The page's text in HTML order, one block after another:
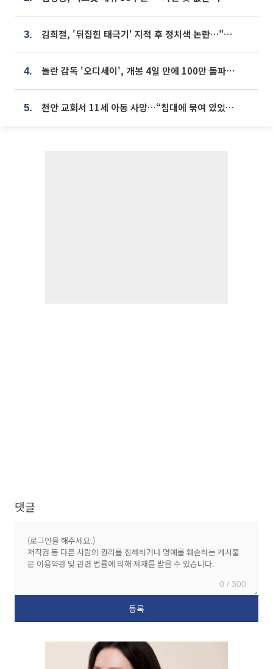
3. 김희철, '뒤집힌 태극기' 지적 후 정치색 논란…"좌우 떠나 우리나라 국기"
4. 놀란 감독 '오디세이', 개봉 4일 만에 100만 돌파⋯'왕사남' 보다 빠르다
5. 천안 교회서 11세 아동 사망…“침대에 묶여 있었다” 진술 확보
댓글
0 / 300